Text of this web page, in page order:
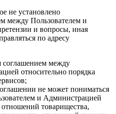
не установлено
между Пользователем и
и вопросы, иная
по адресу
соглашением между
относительно порядка
не может пониматься
и Администрацией
товарищества,